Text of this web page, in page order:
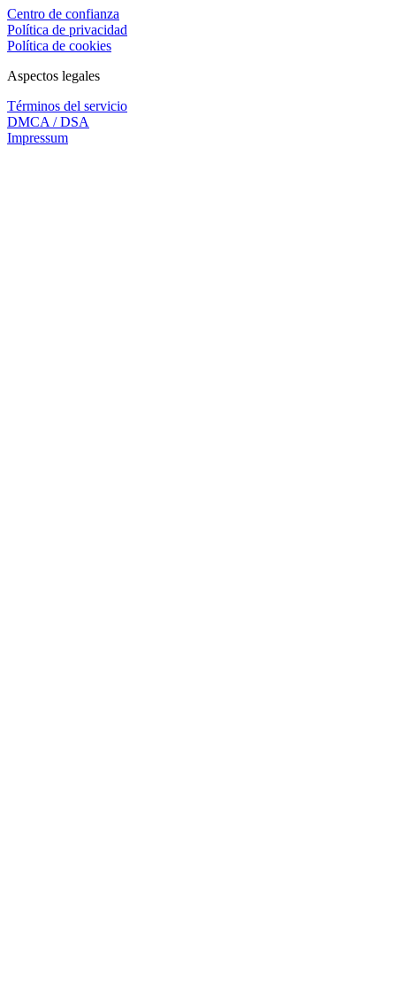
Centro de confianza
Política de privacidad
Política de cookies
Aspectos legales
Términos del servicio
DMCA / DSA
Impressum